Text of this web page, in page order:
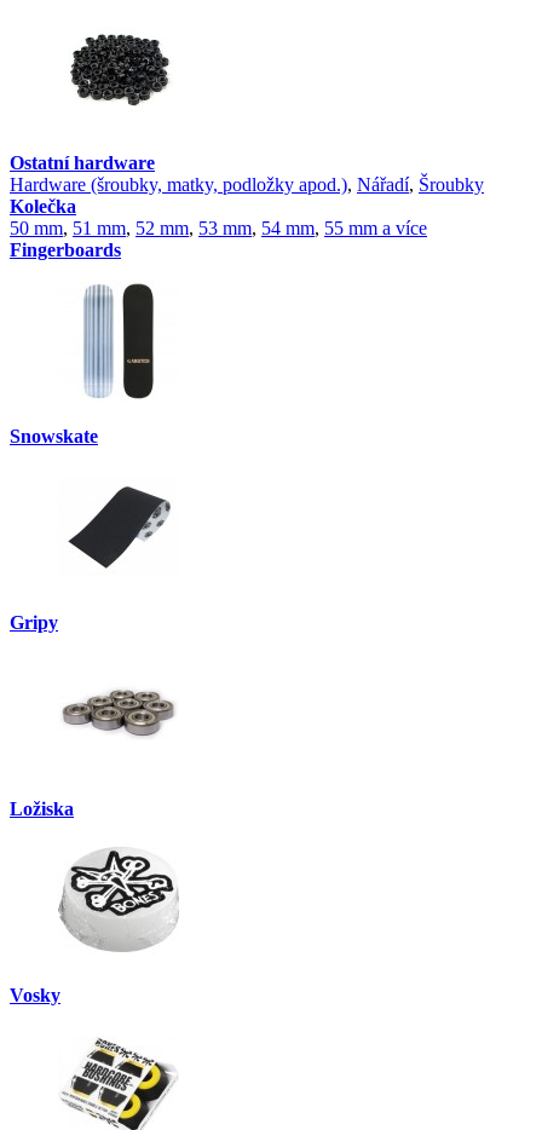
Ostatní hardware
Hardware (šroubky, matky, podložky apod.), Nářadí, Šroubky
Kolečka
50 mm, 51 mm, 52 mm, 53 mm, 54 mm, 55 mm a více
Fingerboards
Snowskate
Gripy
Ložiska
Vosky